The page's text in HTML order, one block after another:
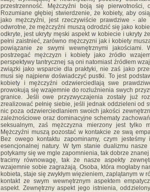
przestrzenność. Mężczyźni boją się
Rozumiane głębiej stwierdzenie, że kobiety, aby
jako mężczyźni, jest rzeczywiście prawdziwe - ale
odwrotne, że mężczyźni muszą odrodzić się jako
odkryte, jest ukryty męski aspekt w kobiecie i ukryty
pełni zaistnieć, zarówno mężczyzni jak i kobiety
powiązanie ze swymi wewnętrznymi
postrzegać mężczyzn i kobiety jako żródło
perspektywy tantrycznej są oni natomiast źródłem
związki jako wsparcie dla praktyki, nie zaś jako
musi się najpierw doświadczyć pustki. To jest
kobiety i mężczyźni odzwierciedlają swe
prowokują się wzajemnie do rozluźnienia swych
granice. Jeśli owe przyzwyczajenia zostały już
zrealizować pełnię siebie, jeśli jednak oddzieleni od
nic poza odzwierciedlaniem swoich jakości
zależnościowe oraz dominacyjne schematy
seksualnym, zaś mężczyzna mierzony jest tylko
Mężczyźni muszą pozostać w kontakcie ze swą
Bez owego kontaktu zapominamy, czym
esencjonalnej natury. W tym stanie dualizmu
potykamy się we mgle zapomnienia, tak dobrze
tracimy równowagę, tak że nasze aspekty
wzajemnie sobie zagrażają. Osoba, która mogłaby
kobieta, staje się zwykłym więzieniem, zaplątanym w
kontakt ze swym wewnętrznym aspektem
aspekt. Zewnętrzny aspekt jego istnienia,